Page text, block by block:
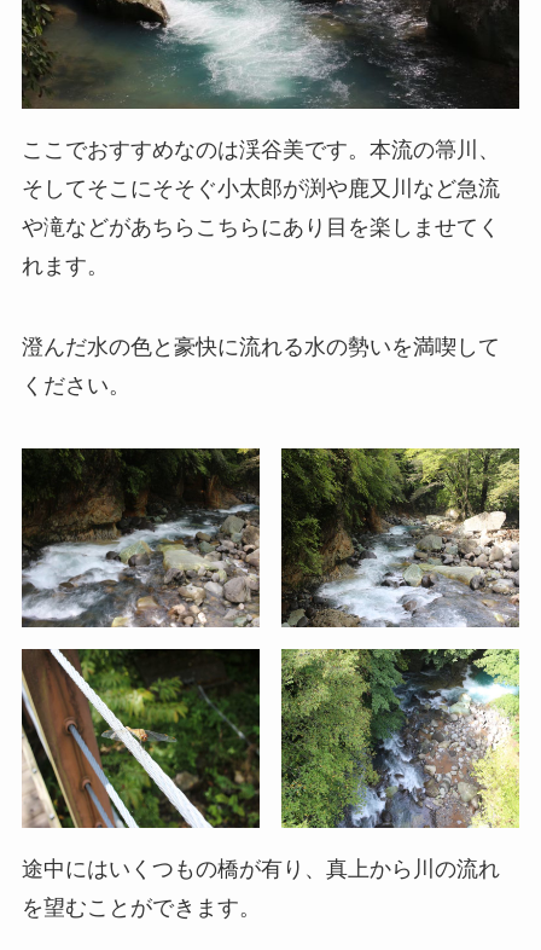
ここでおすすめなのは渓谷美です。本流の箒川、
そしてそこにそそぐ小太郎が渕や鹿又川など急流
や滝などがあちらこちらにあり目を楽しませてく
れます。
澄んだ水の色と豪快に流れる水の勢いを満喫して
ください。
途中にはいくつもの橋が有り、真上から川の流れ
を望むことができます。